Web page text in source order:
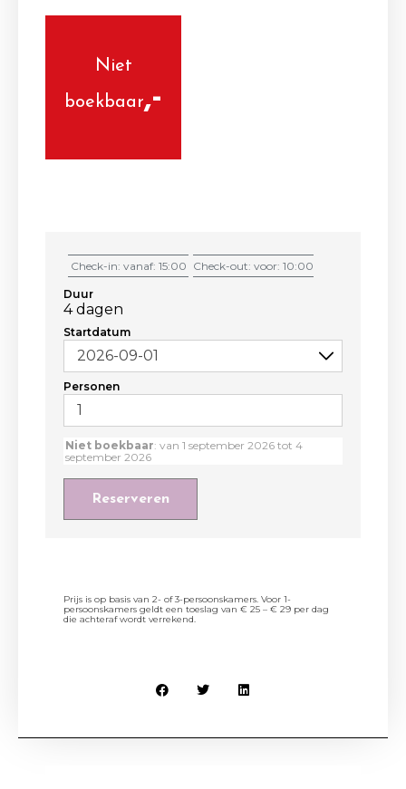
Niet
boekbaar
Check-in: vanaf: 15:00 Check-out: voor: 10:00
Duur
4 dagen
Startdatum
Personen
Niet boekbaar: van 1 september 2026 tot 4
september 2026
Reserveren
Prijs is op basis van 2- of 3-persoonskamers. Voor 1-
persoonskamers geldt een toeslag van € 25 – € 29 per dag
die achteraf wordt verrekend.